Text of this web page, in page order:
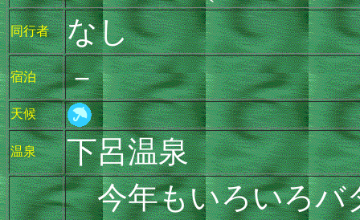
同行者 なし
宿泊 －
天候
温泉 下呂温泉
今年もいろいろバ